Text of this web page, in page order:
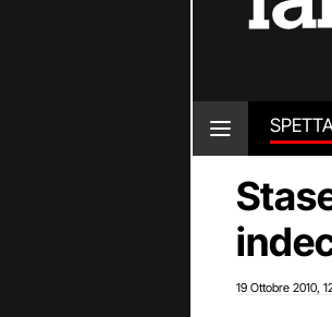
19 Ottobre 2010